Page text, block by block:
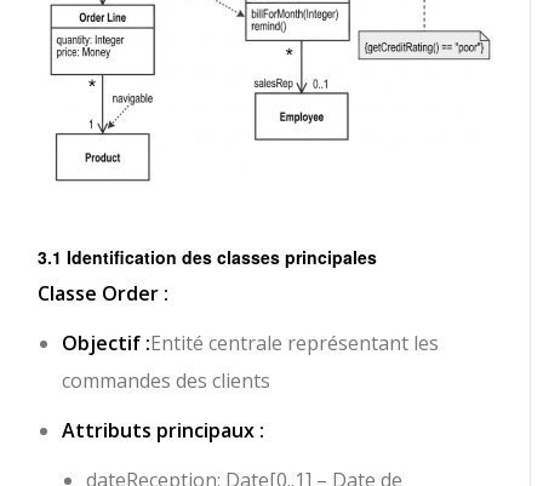
3.1 Identification des classes principales
Classe Order :
Objectif :Entité centrale représentant les
commandes des clients
Attributs principaux :
dateReception: Date[0..1] – Date de